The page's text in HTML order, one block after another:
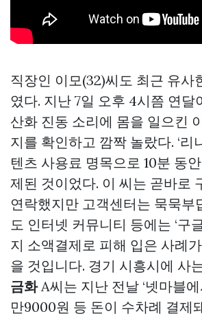
직장인 이모(32)씨도 최근 유사
였다. 지난 7일 오후 4시쯤 연달
산화 진동 소리에 몸을 일으킨
지를 확인하고 깜짝 놀랐다. ‘리
텐츠 사용료 명목으로 10분 동
제된 것이었다. 이 씨는 곧바로
연락했지만 고객센터는 묵묵부
도 인터넷 커뮤니티 등에는 ‘구
지 소액결제로 피해 입은 사례
을 것입니다. 경기 시흥시에 사
금화A씨는 지난 전날 ‘넷마블
만9000원 등 돈이 수차례 결제